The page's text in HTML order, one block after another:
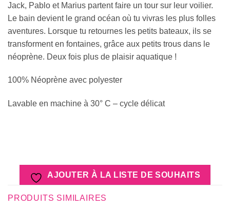
Jack, Pablo et Marius partent faire un tour sur leur voilier.
Le bain devient le grand océan où tu vivras les plus folles
aventures. Lorsque tu retournes les petits bateaux, ils se
transforment en fontaines, grâce aux petits trous dans le
néoprène. Deux fois plus de plaisir aquatique !
100% Néoprène avec polyester
Lavable en machine à 30° C – cycle délicat
AJOUTER À LA LISTE DE SOUHAITS
PRODUITS SIMILAIRES